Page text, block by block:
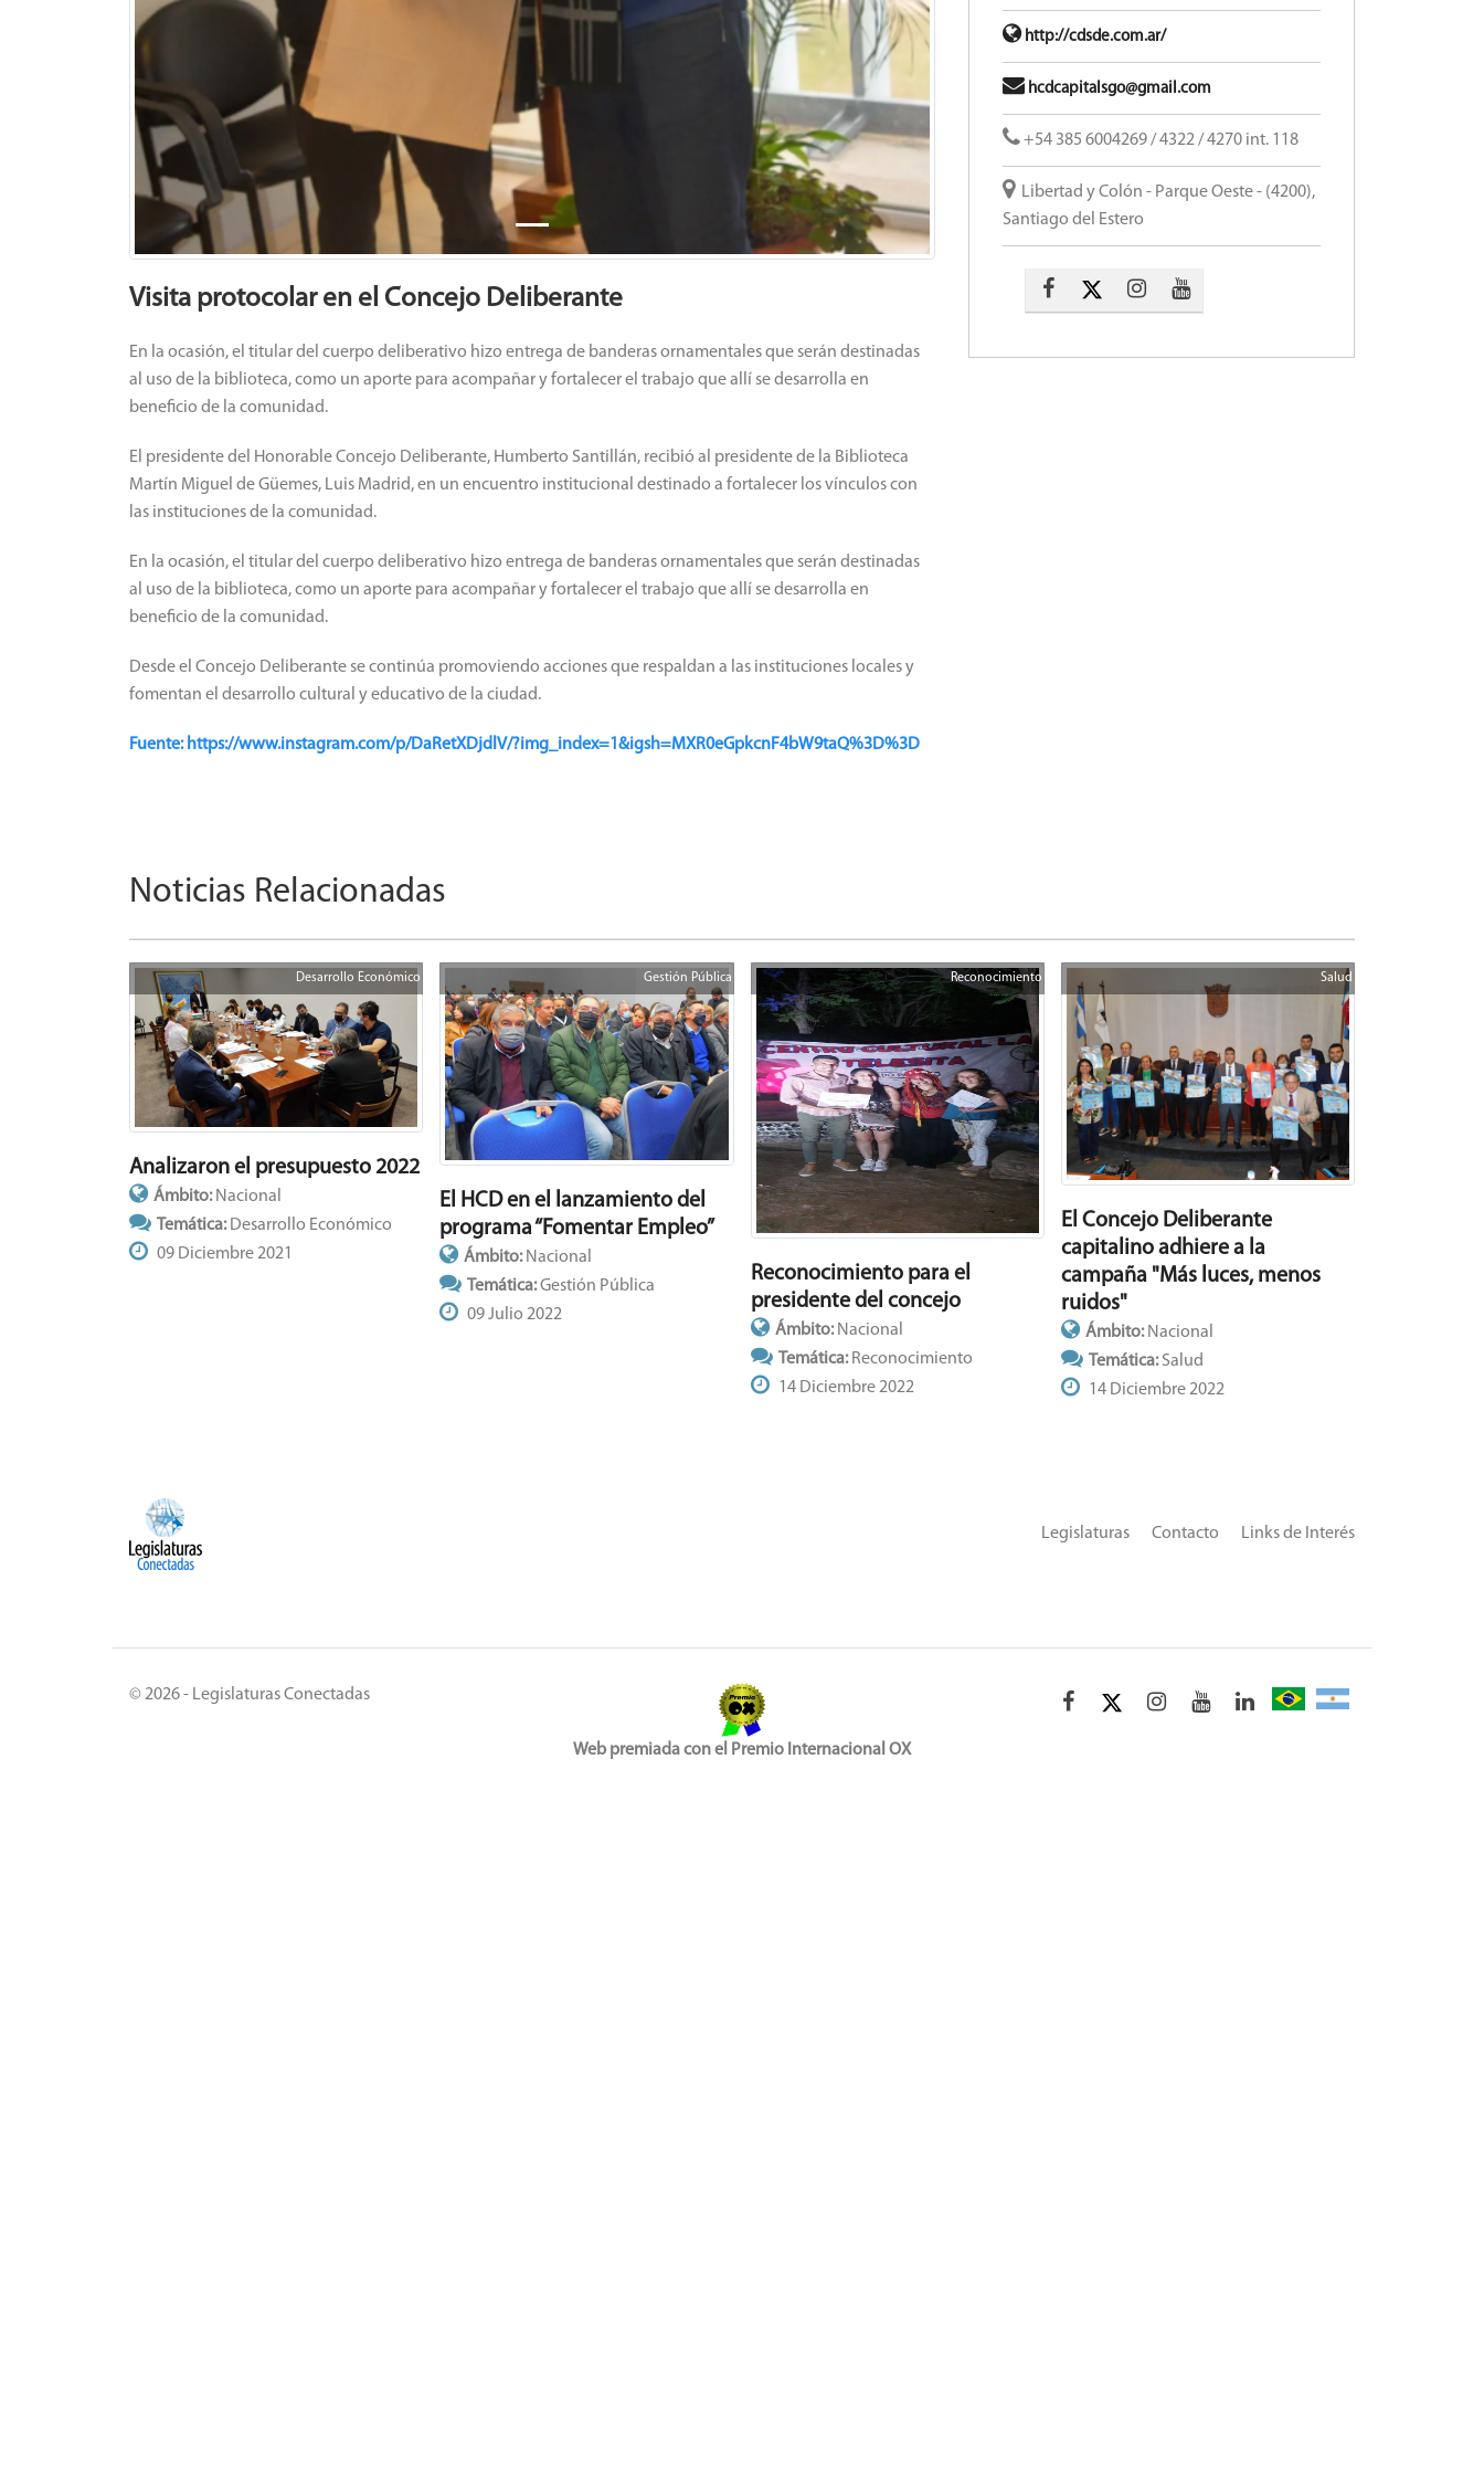
Visita protocolar en el Concejo Deliberante
En la ocasión, el titular del cuerpo deliberativo hizo entrega de banderas ornamentales que serán destinadas
al uso de la biblioteca, como un aporte para acompañar y fortalecer el trabajo que allí se desarrolla en
beneficio de la comunidad.
El presidente del Honorable Concejo Deliberante, Humberto Santillán, recibió al presidente de la Biblioteca
Martín Miguel de Güemes, Luis Madrid, en un encuentro institucional destinado a fortalecer los vínculos con
las instituciones de la comunidad.
En la ocasión, el titular del cuerpo deliberativo hizo entrega de banderas ornamentales que serán destinadas
al uso de la biblioteca, como un aporte para acompañar y fortalecer el trabajo que allí se desarrolla en
beneficio de la comunidad.
Desde el Concejo Deliberante se continúa promoviendo acciones que respaldan a las instituciones locales y
fomentan el desarrollo cultural y educativo de la ciudad.
Fuente: https://www.instagram.com/p/DaRetXDjdlV/?img_index=1&igsh=MXR0eGpkcnF4bW9taQ%3D%3D
http://cdsde.com.ar/
hcdcapitalsgo@gmail.com
+54 385 6004269 / 4322 / 4270 int. 118
Libertad y Colón - Parque Oeste - (4200),
Santiago del Estero
Noticias Relacionadas
Desarrollo Económico
Analizaron el presupuesto 2022
Ámbito: Nacional
Temática: Desarrollo Económico
09 Diciembre 2021
Gestión Pública
El HCD en el lanzamiento del
programa “Fomentar Empleo”
Ámbito: Nacional
Temática:Gestión Pública
09 Julio 2022
Reconocimiento
Reconocimiento para el
presidente del concejo
Ámbito: Nacional
Temática: Reconocimiento
14 Diciembre 2022
Salud
El Concejo Deliberante
capitalino adhiere a la
campaña "Más luces, menos
ruidos"
Ámbito: Nacional
Temática:Salud
14 Diciembre 2022
Links de Interés
Contacto
Legislaturas
© 2026 - Legislaturas Conectadas
Web premiada con el Premio Internacional OX